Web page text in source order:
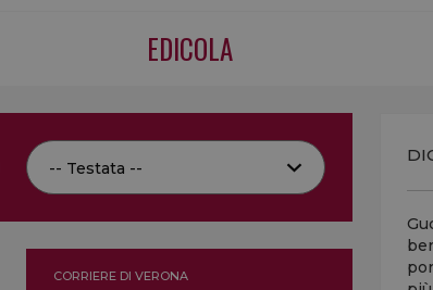
EDICOLA
CORRIERE DI VERONA